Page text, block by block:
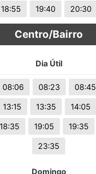
18:55 19:40 20:30
Centro/Bairro
Dia Útil
08:06 08:23 08:45
13:15 13:35 14:05
18:35 19:05 19:35
23:35
Domingo